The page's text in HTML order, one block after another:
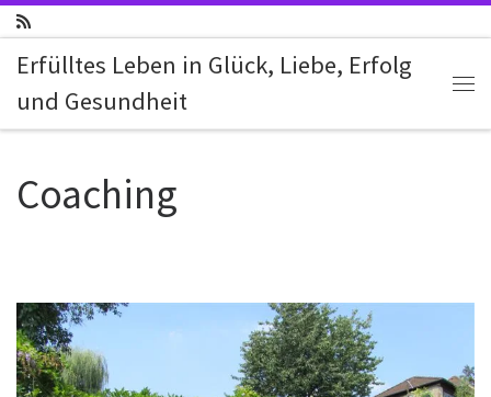
Zum Inhalt springen
Erfülltes Leben in Glück, Liebe, Erfolg
und Gesundheit
Coaching